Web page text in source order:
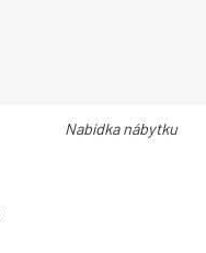
Nabídka nábytku